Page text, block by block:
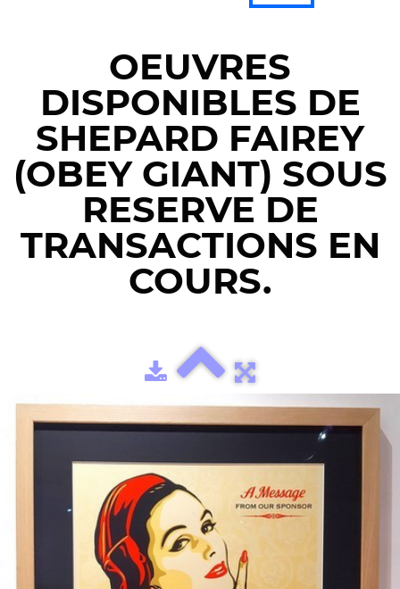
OEUVRES
DISPONIBLES DE
SHEPARD FAIREY
(OBEY GIANT) SOUS
RESERVE DE
TRANSACTIONS EN
COURS.